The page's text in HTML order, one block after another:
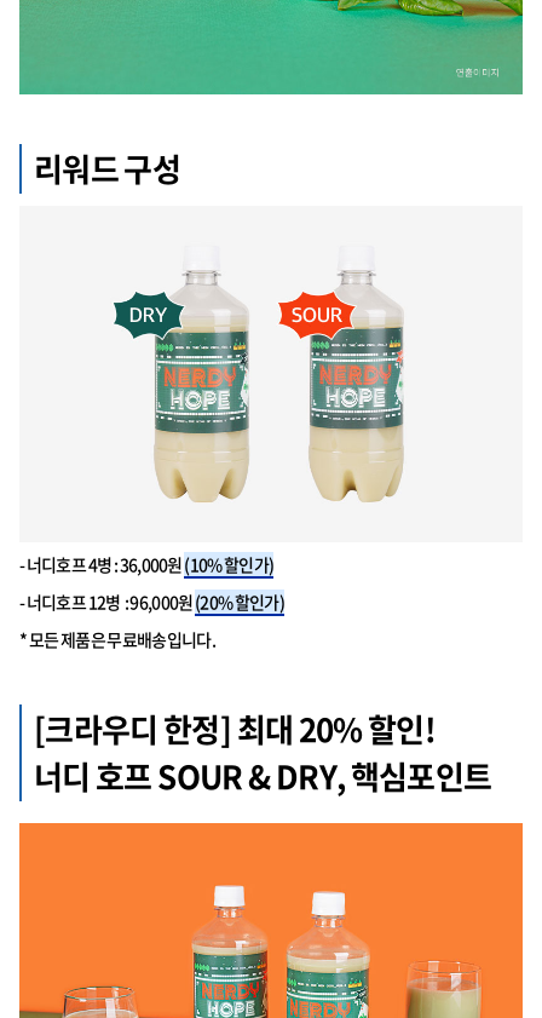
리워드 구성
- 너디호프 4병 : 36,000원(10% 할인가)
- 너디호프 12병 : 96,000원(20% 할인가)
* 모든 제품은 무료배송입니다.
[크라우디 한정] 최대 20% 할인!
너디 호프 SOUR & DRY, 핵심포인트